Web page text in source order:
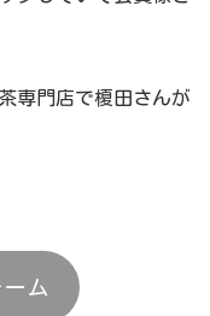
専門店で榎田さんが
ム